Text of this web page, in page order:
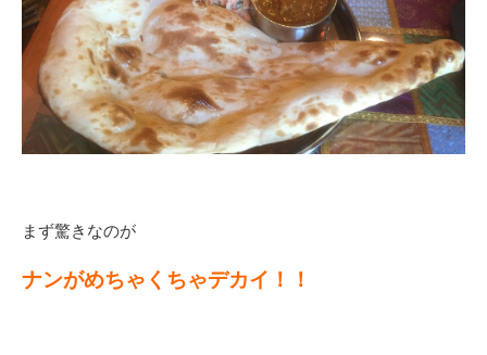
まず驚きなのが
ナンがめちゃくちゃデカイ！！